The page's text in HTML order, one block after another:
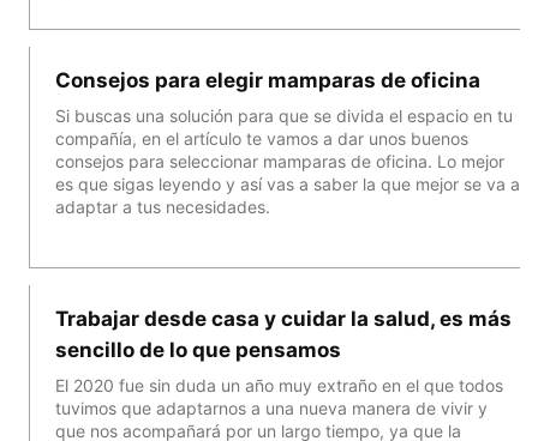
Consejos para elegir mamparas de oficina
Si buscas una solución para que se divida el espacio en tu
compañía, en el artículo te vamos a dar unos buenos
consejos para seleccionar mamparas de oficina. Lo mejor
es que sigas leyendo y así vas a saber la que mejor se va a
adaptar a tus necesidades.
Trabajar desde casa y cuidar la salud, es más
sencillo de lo que pensamos
El 2020 fue sin duda un año muy extraño en el que todos
tuvimos que adaptarnos a una nueva manera de vivir y
que nos acompañará por un largo tiempo, ya que la